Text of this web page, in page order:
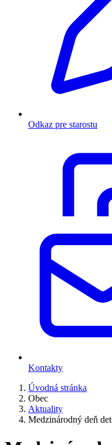
Odkaz pre starostu
Kontakty
Úvodná stránka
Obec
Aktuality
Medzinárodný deň